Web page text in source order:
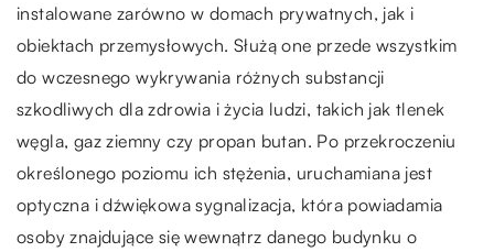
instalowane zarówno w domach prywatnych, jak i
obiektach przemysłowych. Służą one przede wszystkim
do wczesnego wykrywania różnych substancji
szkodliwych dla zdrowia i życia ludzi, takich jak tlenek
węgla, gaz ziemny czy propan butan. Po przekroczeniu
określonego poziomu ich stężenia, uruchamiana jest
optyczna i dźwiękowa sygnalizacja, która powiadamia
osoby znajdujące się wewnątrz danego budynku o